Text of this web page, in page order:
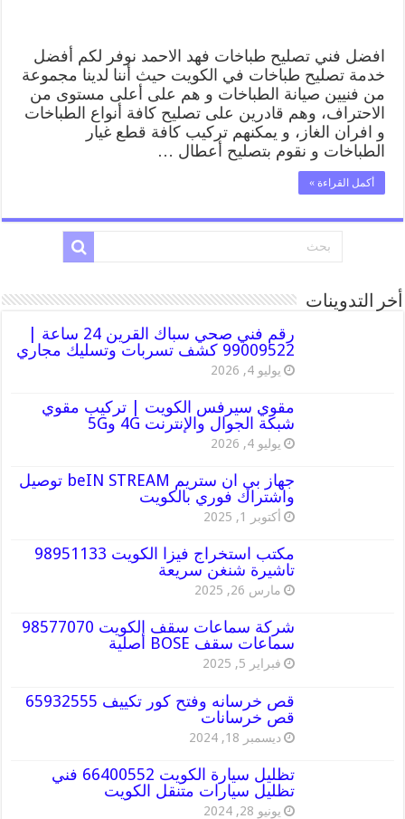
مغلقة
افضل فني تصليح طباخات فهد الاحمد نوفر لكم أفضل
خدمة تصليح طباخات في الكويت حيث أننا لدينا مجموعة
من فنيين صيانة الطباخات و هم على أعلى مستوى من
الاحتراف، وهم قادرين على تصليح كافة أنواع الطباخات
و افران الغاز، و يمكنهم تركيب كافة قطع غيار
الطباخات و نقوم بتصليح أعطال …
أكمل القراءة »
أخر التدوينات
رقم فني صحي سباك القرين 24 ساعة |
99009522 كشف تسربات وتسليك مجاري
يوليو 4, 2026
مقوي سيرفس الكويت | تركيب مقوي
شبكة الجوال والإنترنت 4G و5G
يوليو 4, 2026
جهاز بي ان ستريم beIN STREAM توصيل
واشتراك فوري بالكويت
أكتوبر 1, 2025
مكتب استخراج فيزا الكويت 98951133
تاشيرة شنغن سريعة
مارس 26, 2025
شركة سماعات سقف الكويت 98577070
سماعات سقف BOSE أصلية
فبراير 5, 2025
قص خرسانه وفتح كور تكييف 65932555
قص خرسانات
ديسمبر 18, 2024
تظليل سيارة الكويت 66400552 فني
تظليل سيارات متنقل الكويت
يونيو 28, 2024